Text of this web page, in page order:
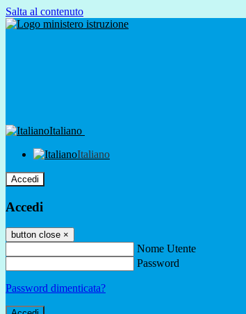
Salta al contenuto
Italiano
Italiano
Accedi
Accedi
button close ×
Nome Utente
Password
Password dimenticata?